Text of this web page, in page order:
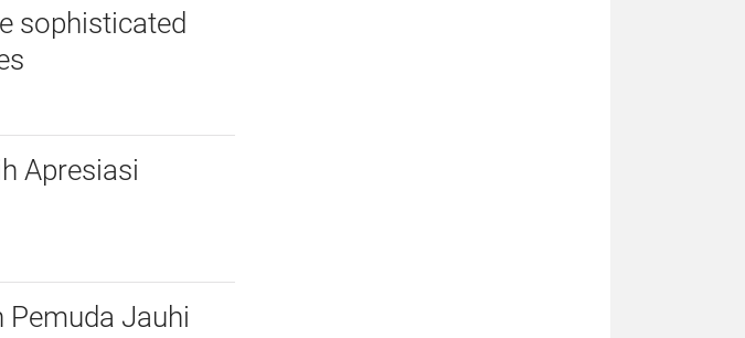
sophisticated
Apresiasi
Pemuda Jauhi